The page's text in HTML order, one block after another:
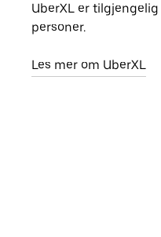
UberXL er
personer.
Les mer om UberXL